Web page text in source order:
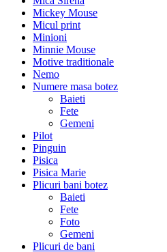
Mickey Mouse
Micul print
Minioni
Minnie Mouse
Motive traditionale
Nemo
Numere masa botez
Baieti
Fete
Gemeni
Pilot
Pinguin
Pisica
Pisica Marie
Plicuri bani botez
Baieti
Fete
Foto
Gemeni
Plicuri de bani